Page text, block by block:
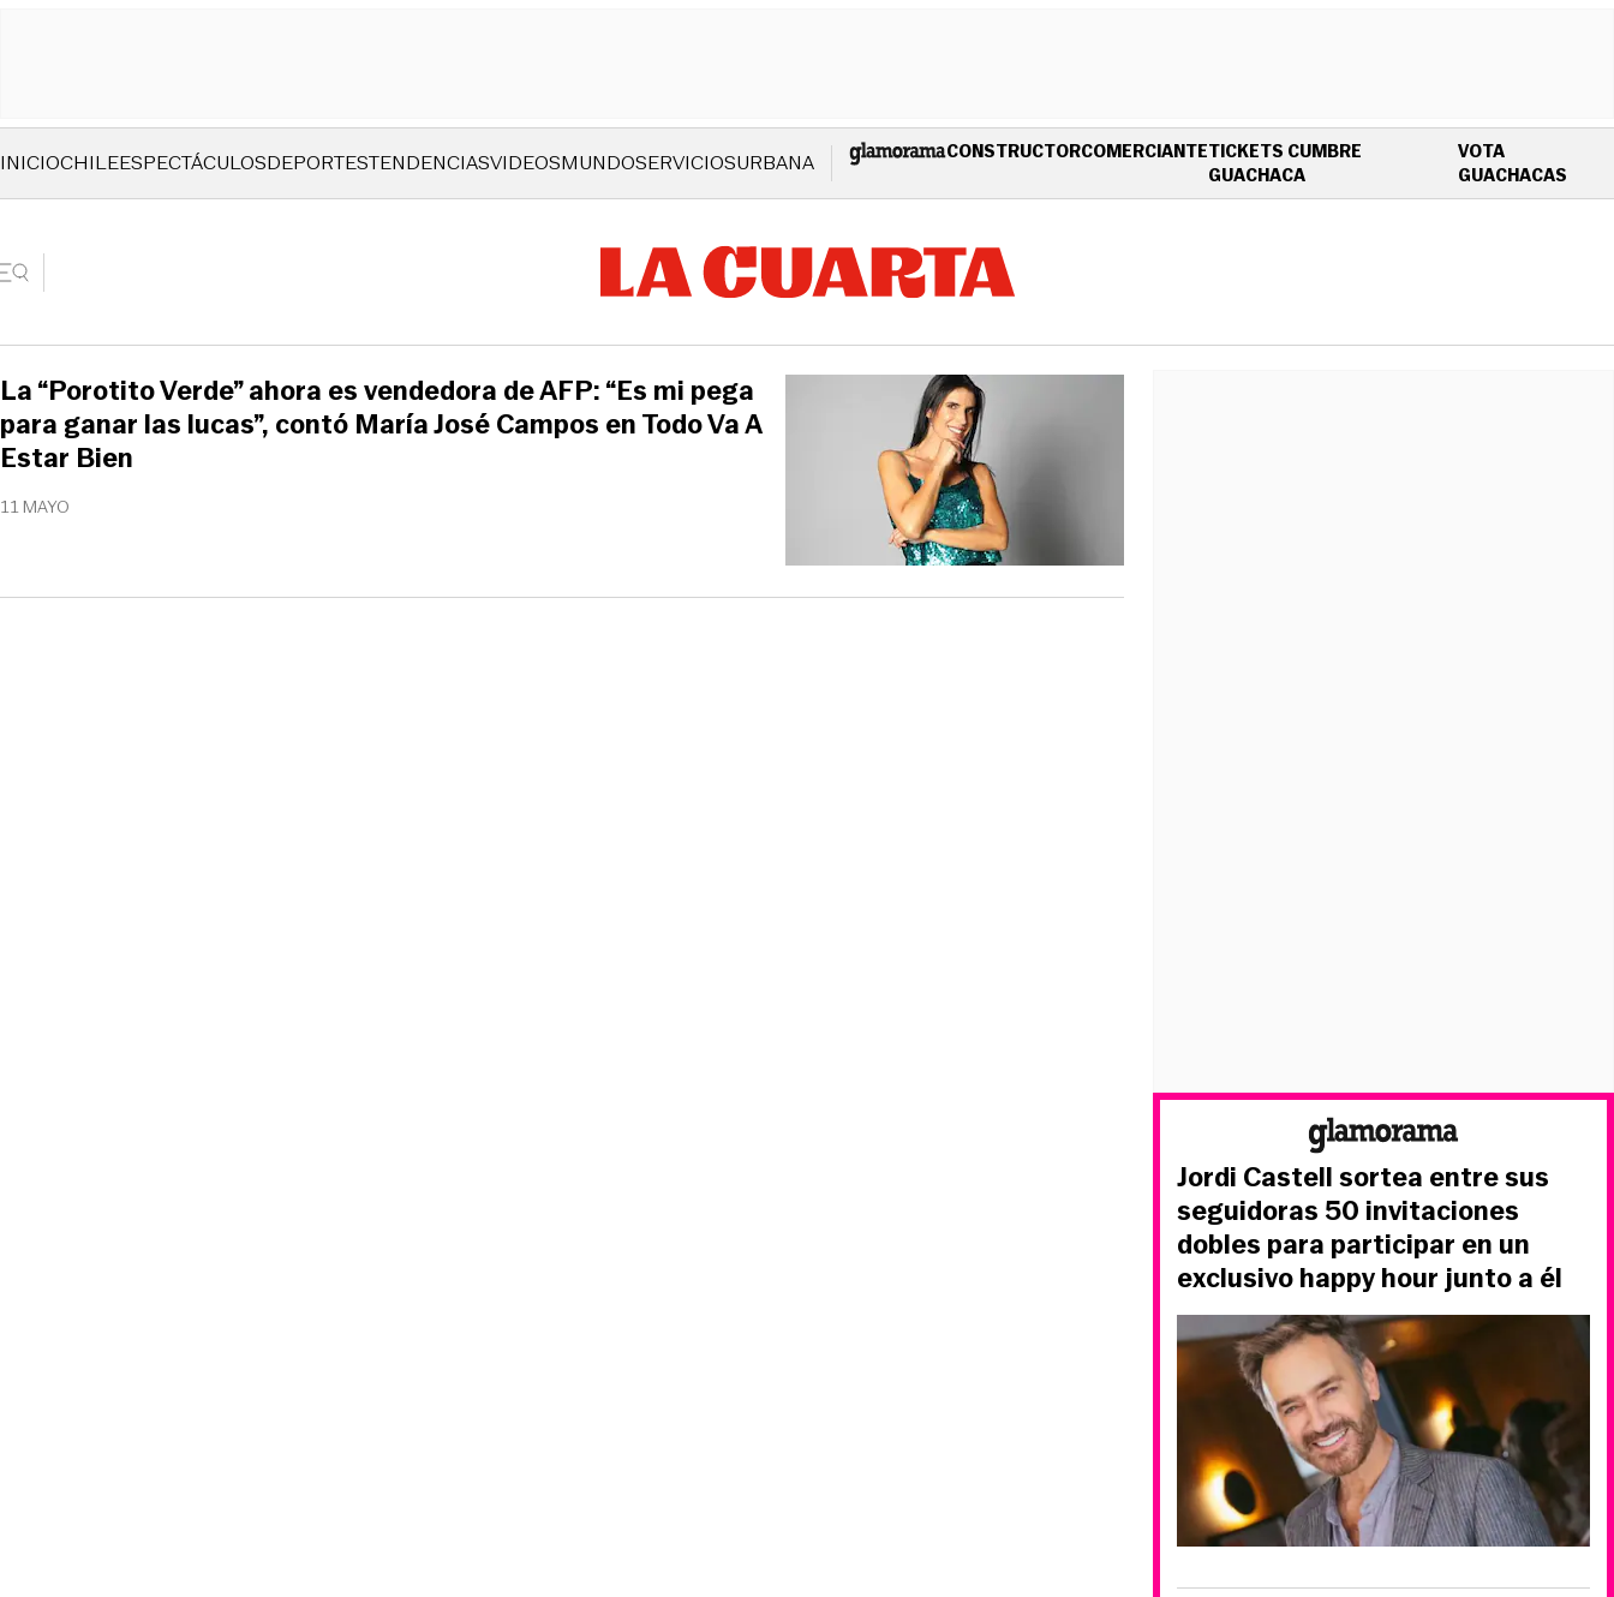
INICIOCHILEESPECTÁCULOSDEPORTESTENDENCIASVIDEOSMUNDOSERVICIOSURBANA CONSTRUCTORCOMERCIANTETICKETS CUMBRE
GUACHACAOPENS IN NEW WINDOW
VOTA
GUACHACAS
11 MAYO
La “Porotito Verde” ahora es vendedora de AFP: “Es mi pega
para ganar las lucas”, contó María José Campos en Todo Va A
Estar Bien
Jordi Castell sortea entre sus
seguidoras 50 invitaciones
dobles para participar en un
exclusivo happy hour junto a él